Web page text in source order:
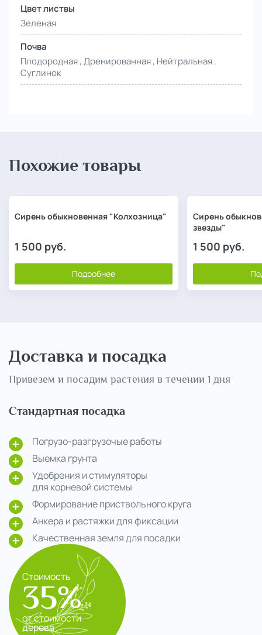
Цвет листвы
Зеленая
Почва
Плодородная , Дренированная , Нейтральная ,
Суглинок
Похожие товары
Сирень обыкновенная "Колхозница"
1 500 руб.
Подробнее
Сирень
звезды"
1 500 руб.
Доставка и посадка
Привезем и посадим растения в течении 1 дня
Стандартная посадка
Погрузо-разгрузочые работы
Выемка грунта
Удобрения и стимуляторы
для корневой системы
Формирование приствольного круга
Анкера и растяжки для фиксации
Качественная земля для посадки
Стоимость
35%
от стоимости
дерева